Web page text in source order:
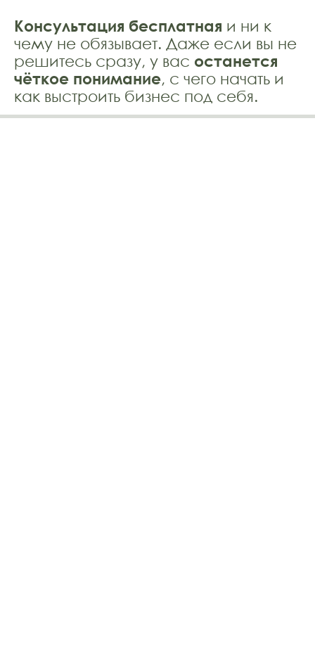
Консультация бесплатная и ни к
чему не обязывает. Даже если вы не
решитесь сразу, у вас останется
чёткое понимание, с чего начать и
как выстроить бизнес под себя.